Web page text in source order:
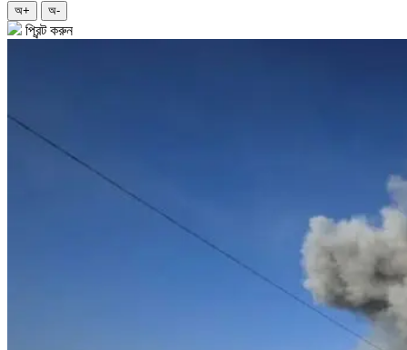
অ+ অ-
প্রিন্ট করুন